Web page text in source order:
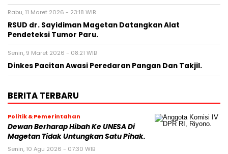
Rabu, 11 Maret 2026 - 23:18 WIB
RSUD dr. Sayidiman Magetan Datangkan Alat
Pendeteksi Tumor Paru.
Senin, 9 Maret 2026 - 08:21 WIB
Dinkes Pacitan Awasi Peredaran Pangan Dan Takjil.
BERITA TERBARU
Politik & Pemerintahan
Dewan Berharap Hibah Ke UNESA Di
Magetan Tidak Untungkan Satu Pihak.
Senin, 10 Agu 2026 - 07:30 WIB